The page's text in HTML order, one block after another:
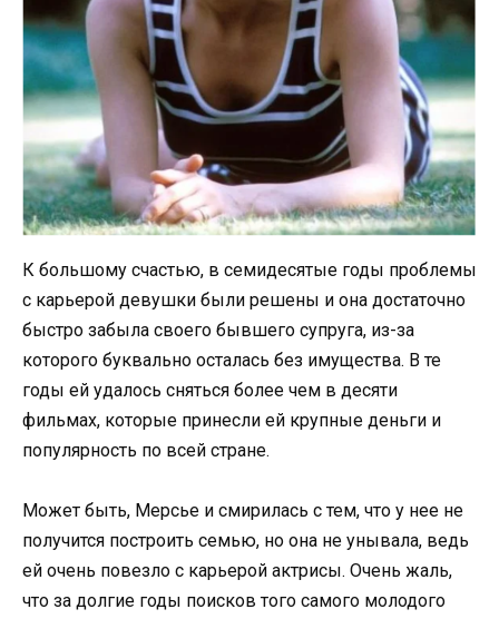
К большому счастью, в семидесятые годы проблемы
с карьерой девушки были решены и она достаточно
быстро забыла своего бывшего супруга, из-за
которого буквально осталась без имущества. В те
годы ей удалось сняться более чем в десяти
фильмах, которые принесли ей крупные деньги и
популярность по всей стране.
Может быть, Мерсье и смирилась с тем, что у нее не
получится построить семью, но она не унывала, ведь
ей очень повезло с карьерой актрисы. Очень жаль,
что за долгие годы поисков того самого молодого